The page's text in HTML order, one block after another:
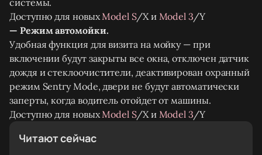
Доступно для новых Model S/X и Model 3/Y
— Режим автомойки.
Удобная функция для визита на мойку — при
включении будут закрыты все окна, отключен датчик
дождя и стеклоочистители, деактивирован охранный
режим Sentry Mode, двери не будут автоматически
заперты, когда водитель отойдет от машины.
Доступно для новых Model S/X и Model 3/Y
Читают сейчас